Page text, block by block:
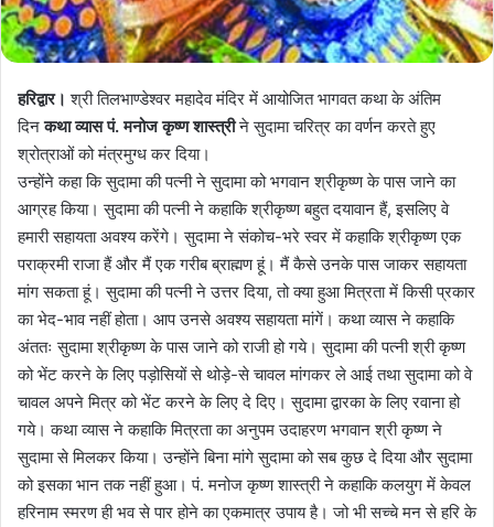
हरिद्वार।श्री तिलभाण्डेश्वर महादेव मंदिर में आयोजित भागवत कथा के अंतिम
दिनकथा व्यास पं. मनोज कृष्ण शास्त्रीने सुदामा चरित्र का वर्णन करते हुए
श्रोत्राओं को मंत्रमुग्ध कर दिया।
उन्होंने कहा कि सुदामा की पत्नी ने सुदामा को भगवान श्रीकृष्ण के पास जाने का
आग्रह किया। सुदामा की पत्नी ने कहाकि श्रीकृष्ण बहुत दयावान हैं, इसलिए वे
हमारी सहायता अवश्य करेंगे। सुदामा ने संकोच-भरे स्वर में कहाकि श्रीकृष्ण एक
पराक्रमी राजा हैं और मैं एक गरीब ब्राह्मण हूं। मैं कैसे उनके पास जाकर सहायता
मांग सकता हूं। सुदामा की पत्नी ने उत्तर दिया, तो क्या हुआ मित्रता में किसी प्रकार
का भेद-भाव नहीं होता। आप उनसे अवश्य सहायता मांगें। कथा व्यास ने कहाकि
अंततः सुदामा श्रीकृष्ण के पास जाने को राजी हो गये। सुदामा की पत्नी श्री कृष्ण
को भेंट करने के लिए पड़ोसियों से थोड़े-से चावल मांगकर ले आई तथा सुदामा को वे
चावल अपने मित्र को भेंट करने के लिए दे दिए। सुदामा द्वारका के लिए रवाना हो
गये। कथा व्यास ने कहाकि मित्रता का अनुपम उदाहरण भगवान श्री कृष्ण ने
सुदामा से मिलकर किया। उन्होंने बिना मांगे सुदामा को सब कुछ दे दिया और सुदामा
को इसका भान तक नहीं हुआ। पं. मनोज कृष्ण शास्त्री ने कहाकि कलयुग में केवल
हरिनाम स्मरण ही भव से पार होने का एकमात्र उपाय है। जो भी सच्चे मन से हरि के